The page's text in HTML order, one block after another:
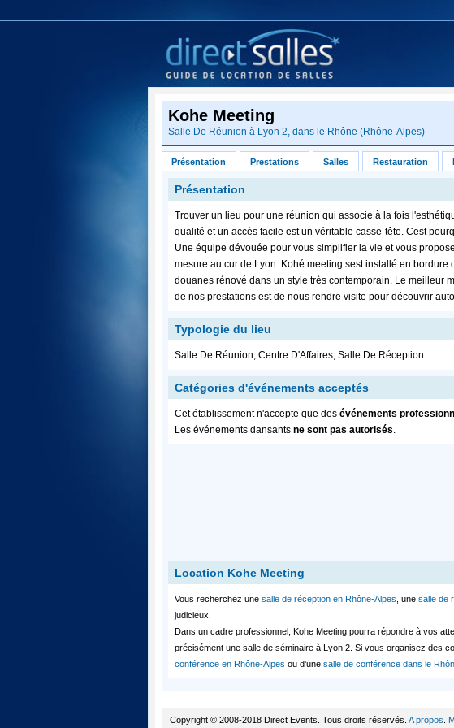
Kohe Meeting
Salle De Réunion à Lyon 2, dans le Rhône (Rhône-Alpes)
Présentation Prestations Salles Restauration
Présentation
Trouver un lieu pour une réunion qui associe à la fois
qualité et un accès facile est un véritable casse-tête. Cest
Une équipe dévouée pour vous simplifier la vie et vous
mesure au cur de Lyon. Kohé meeting sest installé en
douanes rénové dans un style très contemporain. Le meilleur
de nos prestations est de nous rendre visite pour découvrir
Typologie du lieu
Salle De Réunion, Centre D'Affaires, Salle De Réception
Catégories d'événements acceptés
Cet établissement n'accepte que des événements
Les événements dansants ne sont pas autorisés.
Location Kohe Meeting
Vous recherchez une salle de réception en Rhône-Alpes , une salle de
judicieux.
Dans un cadre professionnel, Kohe Meeting pourra répondre à vos
précisément une salle de séminaire à Lyon 2. Si vous organisez des
conférence en Rhône-Alpes ou d'une salle de conférence dans le
Copyright © 2008-2018 Direct Events. Tous droits réservés. A propos